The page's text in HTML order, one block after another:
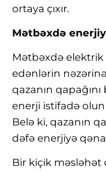
ortaya çıxır.
Mətbəxdə
Mətbəxdə elektrik
edənlərin
qazanın
enerji istifadə
Belə ki, qazanın
dəfə enerjiyə
Bir kiçik məsləhət